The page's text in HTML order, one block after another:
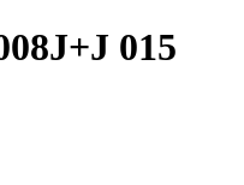
015